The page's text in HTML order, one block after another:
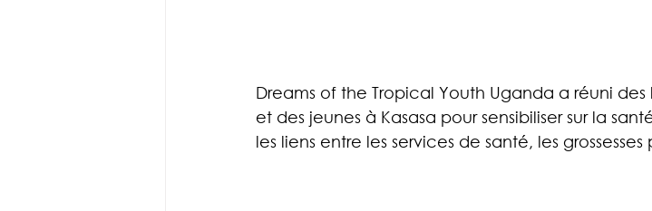
Dreams of the Tropical Youth Uganda a réuni
et des jeunes à Kasasa pour sensibiliser sur la
les liens entre les services de santé, les